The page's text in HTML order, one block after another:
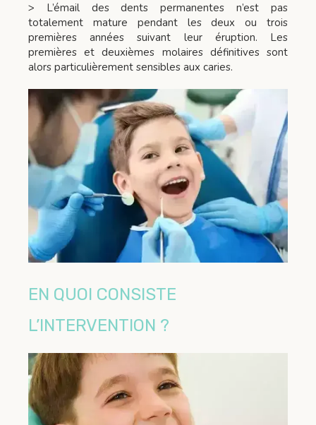
> L’émail des dents permanentes n’est pas
totalement mature pendant les deux ou trois
premières années suivant leur éruption. Les
premières et deuxièmes molaires définitives sont
alors particulièrement sensibles aux caries.
EN QUOI CONSISTE
L’INTERVENTION ?